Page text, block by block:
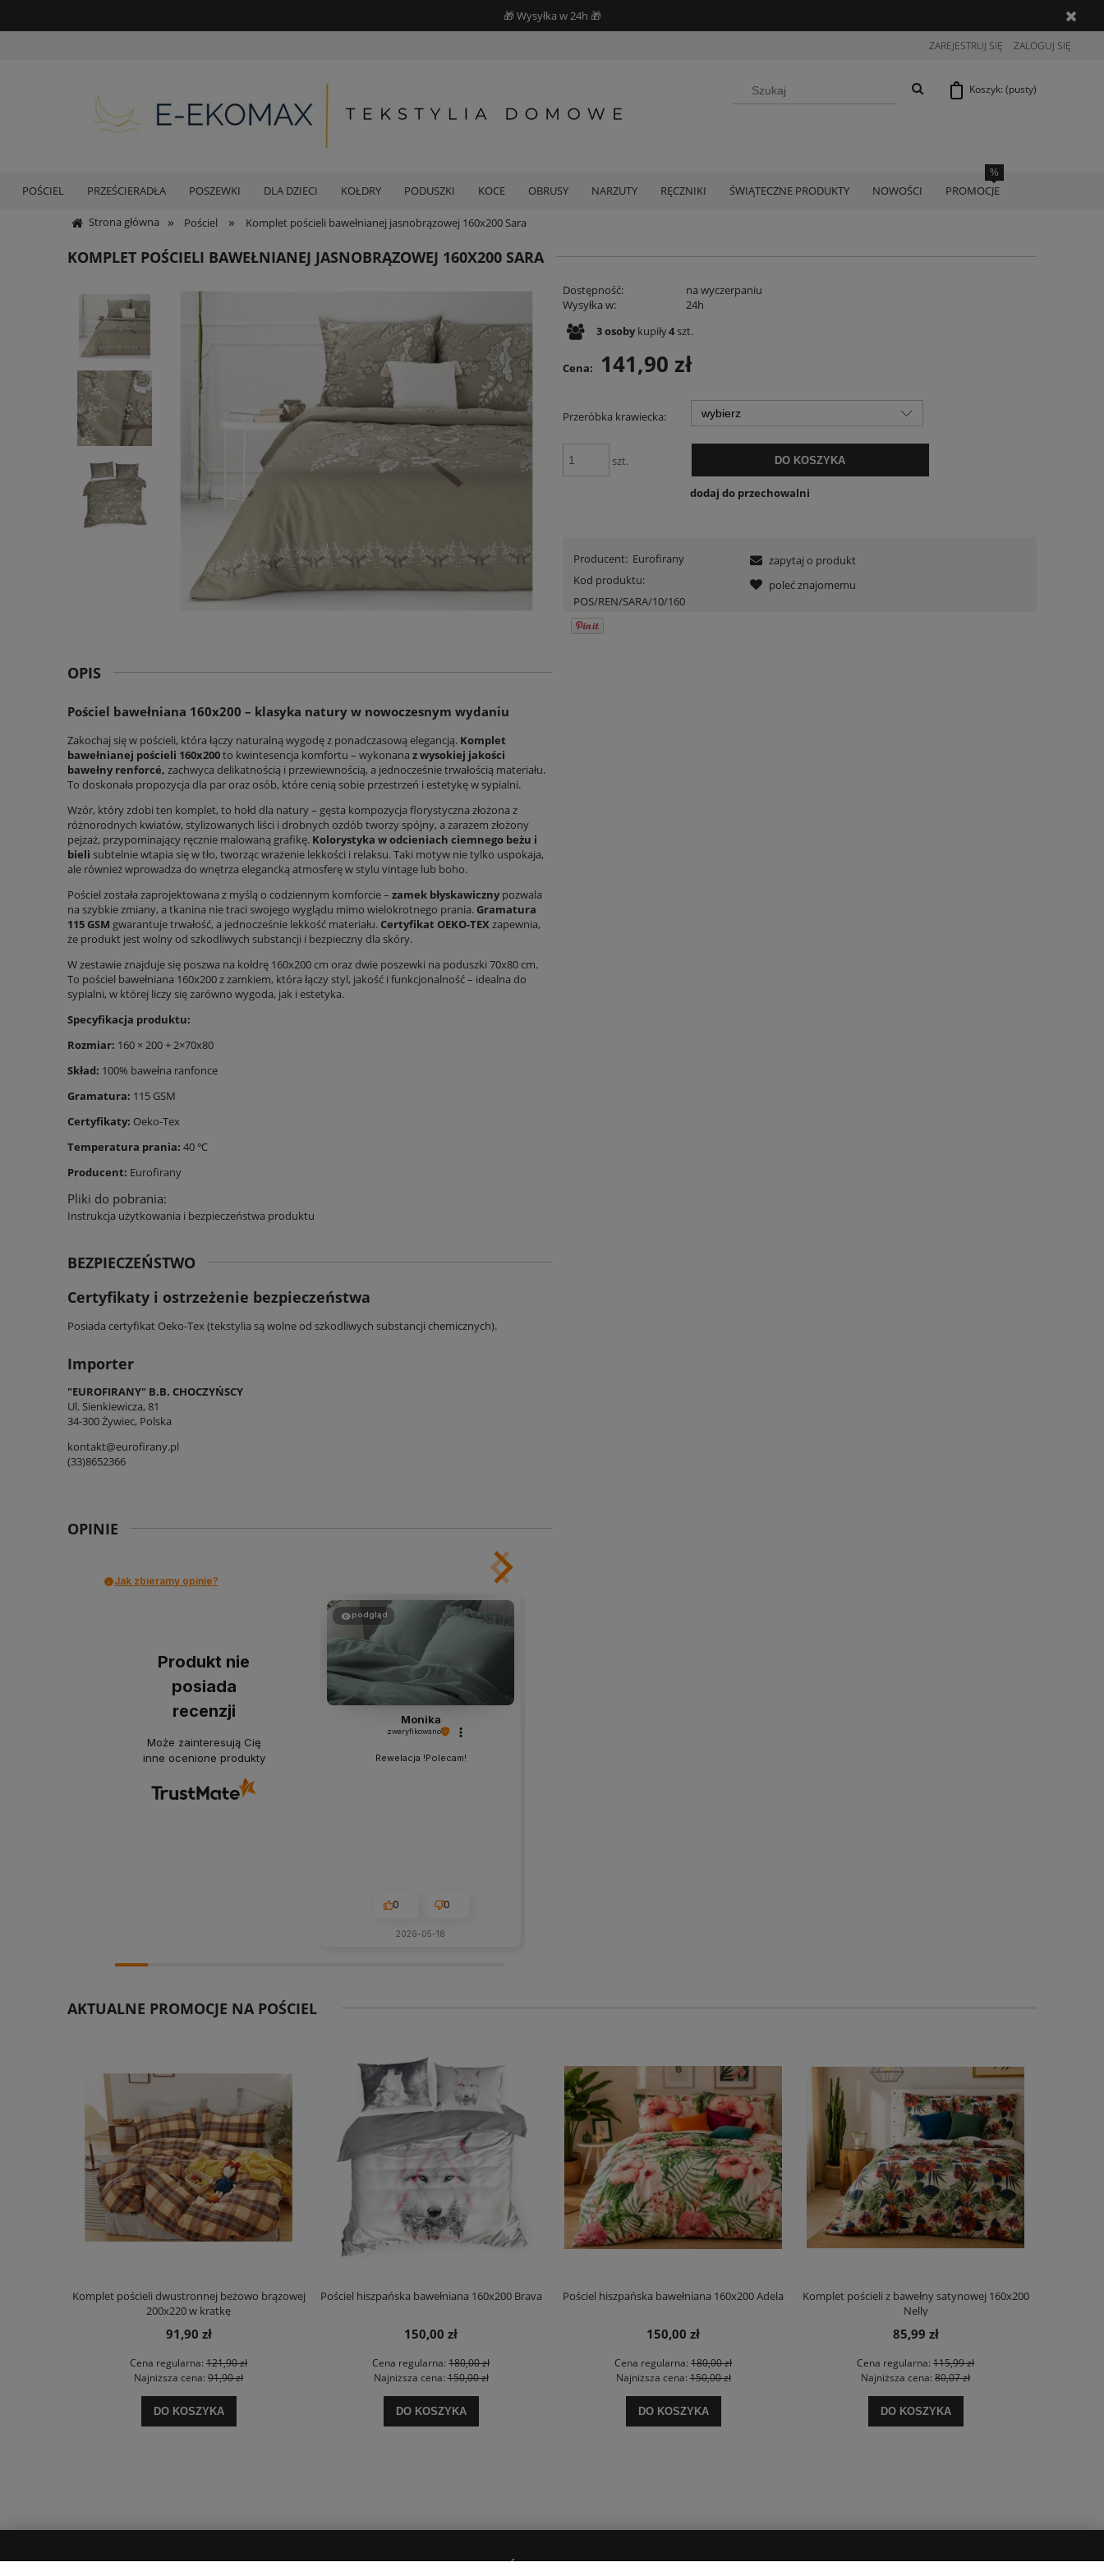
🎁 Wysyłka w 24h 🎁
ZAREJESTRUJ SIĘ ZALOGUJ SIĘ
Koszyk: (pusty)
POŚCIEL PRZEŚCIERADŁA POSZEWKI DLA DZIECI KOŁDRY PODUSZKI KOCE OBRUSY NARZUTY RĘCZNIKI ŚWIĄTECZNE PRODUKTY NOWOŚCI PROMOCJE
Strona główna » Pościel » Komplet pościeli bawełnianej jasnobrązowej 160x200 Sara
KOMPLET POŚCIELI BAWEŁNIANEJ JASNOBRĄZOWEJ 160X200 SARA
Dostępność:
na wyczerpaniu
Wysyłka w:
24h
3osobykupiły4szt.
Cena: 141,90 zł
Przeróbka krawiecka:
szt. DO KOSZYKA
dodaj do przechowalni
Producent: Eurofirany
Kod produktu:
POS/REN/SARA/10/160
zapytaj o produkt
poleć znajomemu
OPIS
Pościel bawełniana 160x200 – klasyka natury w nowoczesnym wydaniu
Zakochaj się w pościeli, która łączy naturalną wygodę z ponadczasową elegancją. Komplet
bawełnianej pościeli 160x200to kwintesencja komfortu – wykonana z wysokiej jakości
bawełny renforcé, zachwyca delikatnością i przewiewnością, a jednocześnie trwałością materiału.
To doskonała propozycja dla par oraz osób, które cenią sobie przestrzeń i estetykę w sypialni.
Wzór, który zdobi ten komplet, to hołd dla natury – gęsta kompozycja florystyczna złożona z
różnorodnych kwiatów, stylizowanych liści i drobnych ozdób tworzy spójny, a zarazem złożony
pejzaż, przypominający ręcznie malowaną grafikę. Kolorystyka w odcieniach ciemnego beżu i
bieli subtelnie wtapia się w tło, tworząc wrażenie lekkości i relaksu. Taki motyw nie tylko uspokaja,
ale również wprowadza do wnętrza elegancką atmosferę w stylu vintage lub boho.
Pościel została zaprojektowana z myślą o codziennym komforcie – zamek błyskawiczny pozwala
na szybkie zmiany, a tkanina nie traci swojego wyglądu mimo wielokrotnego prania. Gramatura
115 GSM gwarantuje trwałość, a jednocześnie lekkość materiału. Certyfikat OEKO-TEX zapewnia,
że produkt jest wolny od szkodliwych substancji i bezpieczny dla skóry.
W zestawie znajduje się poszwa na kołdrę 160x200 cm oraz dwie poszewki na poduszki 70x80 cm.
To pościel bawełniana 160x200 z zamkiem, która łączy styl, jakość i funkcjonalność – idealna do
sypialni, w której liczy się zarówno wygoda, jak i estetyka.
Specyfikacja produktu:
Rozmiar: 160 × 200 + 2×70x80
Skład: 100% bawełna ranfonce
Gramatura: 115 GSM
Certyfikaty: Oeko-Tex
Temperatura prania: 40 ℃
Producent: Eurofirany
Pliki do pobrania:
Instrukcja użytkowania i bezpieczeństwa produktu
BEZPIECZEŃSTWO
Certyfikaty i ostrzeżenie bezpieczeństwa
Posiada certyfikat Oeko-Tex (tekstylia są wolne od szkodliwych substancji chemicznych).
Importer
"EUROFIRANY" B.B. CHOCZYŃSCY
Ul. Sienkiewicza, 81
34-300 Żywiec, Polska
kontakt@eurofirany.pl
(33)8652366
OPINIE
Jak zbieramy opinie?
Produkt nie
posiada
recenzji
Może zainteresują Cię
inne ocenione produkty
podgląd
Monika
zweryfikowano
Rewelacja !Polecam!
0 0
2026-05-18
AKTUALNE PROMOCJE NA POŚCIEL
Komplet pościeli dwustronnej beżowo brązowej
200x220 w kratkę
91,90 zł
Cena regularna: 121,90 zł
Najniższa cena: 91,90 zł
DO KOSZYKA
Pościel hiszpańska bawełniana 160x200 Brava
150,00 zł
Cena regularna: 180,00 zł
Najniższa cena:150,00 zł
DO KOSZYKA
Pościel hiszpańska bawełniana 160x200 Adela
150,00 zł
Cena regularna: 180,00 zł
Najniższa cena:150,00 zł
DO KOSZYKA
Komplet pościeli z bawełny satynowej 160x200
Nelly
85,99 zł
Cena regularna: 115,99 zł
Najniższa cena: 80,07 zł
DO KOSZYKA
MOJE KONTO INFORMACJE PŁATNOŚCI I DOSTAWA O NAS POPULARNE KATEGORIE